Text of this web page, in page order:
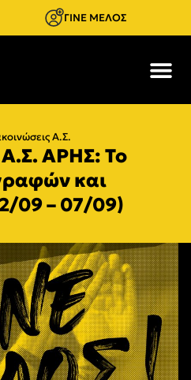
ΓΙΝΕ ΜΕΛΟΣ
Α.Σ.
Α.Σ. ΑΡΗΣ: Το
και
09 – 07/09)